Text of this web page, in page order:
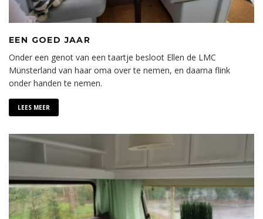
EEN GOED JAAR
Onder een genot van een taartje besloot Ellen de LMC
Münsterland van haar oma over te nemen, en daarna flink
onder handen te nemen.
LEES MEER